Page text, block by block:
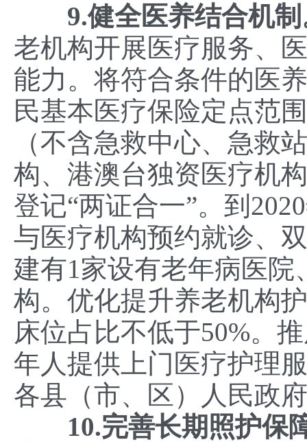
9.健全医养结合机
老机构开展医疗服务、
能力。将符合条件的医
民基本医疗保险定点范
（不含急救中心、急救
构、港澳台独资医疗机
登记“两证合一”。到
与医疗机构预约就诊、
建有1家设有老年病医
构。优化提升养老机构
床位占比不低于50%。
年人提供上门医疗护理
各县（市、区）人民政
10.完善长期照护保